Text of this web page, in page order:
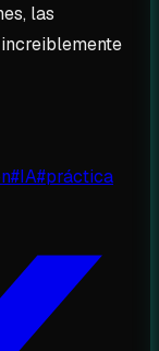
las
#IA#práctica